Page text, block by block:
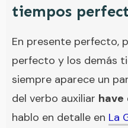
tiempos
En presente perfecto,
perfecto y los demás
siempre aparece un
del verbo auxiliar have
hablo en detalle en La